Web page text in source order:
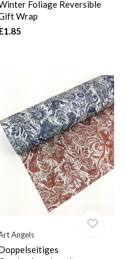
Foliage Reversible
Wrap
Angels